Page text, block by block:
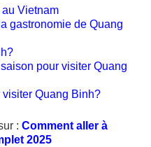
Vietnam
gastronomie de Quang
pour visiter Quang
Quang Binh?
: Comment aller à
2025